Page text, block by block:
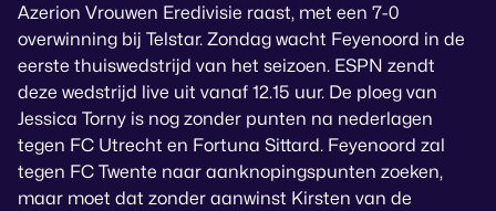
Azerion Vrouwen Eredivisie raast, met een 7-0
overwinning bij Telstar. Zondag wacht Feyenoord in de
eerste thuiswedstrijd van het seizoen. ESPN zendt
deze wedstrijd live uit vanaf 12.15 uur. De ploeg van
Jessica Torny is nog zonder punten na nederlagen
tegen FC Utrecht en Fortuna Sittard. Feyenoord zal
tegen FC Twente naar aanknopingspunten zoeken,
maar moet dat zonder aanwinst Kirsten van de